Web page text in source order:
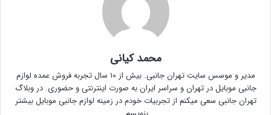
محمد کیانی
مدیر و موسس سایت تهران جانبی. بیش از ۱۰ سال تجربه فروش عمده لوازم
جانبی موبایل در تهران و سراسر ایران به صورت اینترنتی و حضوری. در وبلاگ
تهران جانبی سعی میکنم از تجربیات خودم در زمینه لوازم جانبی موبایل بیشتر